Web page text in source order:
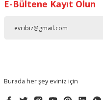
Ürün resmi kalitesiz, bozuk
E-Bültene Kayıt Olun
Burada her şey eviniz için